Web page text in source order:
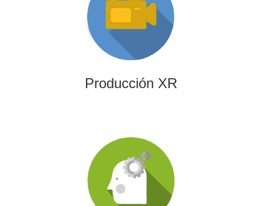
Producción XR
Somos una productora independiente con un equipo
altamente experimentado también en la creación de
producciones inmersivas y de XR.
Agentes de IA
Diseñamos agentes de inteligencia artificial capaces de
automatizar procesos, optimizar decisiones y transformar